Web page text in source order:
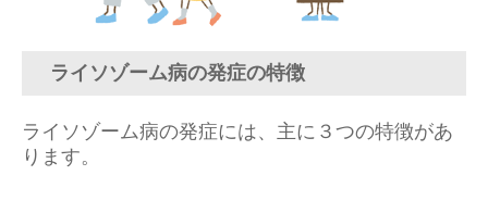
ライソゾーム病の発症の特徴
ライソゾーム病の発症には、主に３つの特徴があ
ります。